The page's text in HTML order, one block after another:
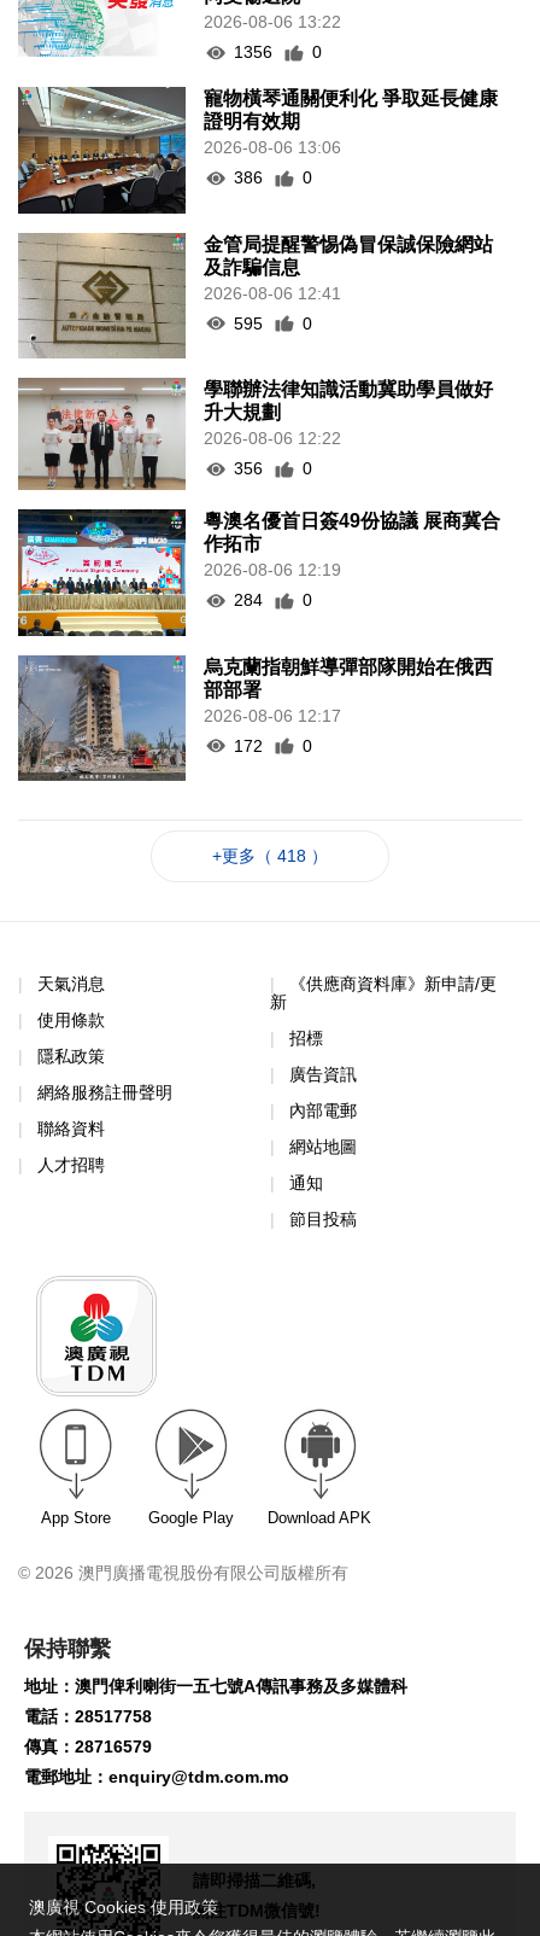
2026-08-06 13:22
1356
0
寵物橫琴通關便利化 爭取延長健康
證明有效期
2026-08-06 13:06
386
0
金管局提醒警惕偽冒保誠保險網站
及詐騙信息
2026-08-06 12:41
595
0
學聯辦法律知識活動冀助學員做好
升大規劃
2026-08-06 12:22
356
0
粵澳名優首日簽49份協議 展商冀合
作拓市
2026-08-06 12:19
284
0
烏克蘭指朝鮮導彈部隊開始在俄西
部部署
2026-08-06 12:17
172
0
+更多（ 418 ）
天氣消息
使用條款
隱私政策
網絡服務註冊聲明
聯絡資料
人才招聘
《供應商資料庫》新申請/更
新
招標
廣告資訊
內部電郵
網站地圖
通知
節目投稿
App Store Google Play Download APK
© 2026 澳門廣播電視股份有限公司版權所有
保持聯繫
地址：澳門俾利喇街一五七號A傳訊事務及多媒體科
電話：28517758
傳真：28716579
電郵地址： enquiry@tdm.com.mo
請即掃描二維碼,
關注TDM微信號!
澳廣視 Cookies 使用政策